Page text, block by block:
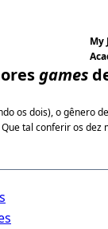
My
games
os dois), o gênero
Que tal conferir os dez